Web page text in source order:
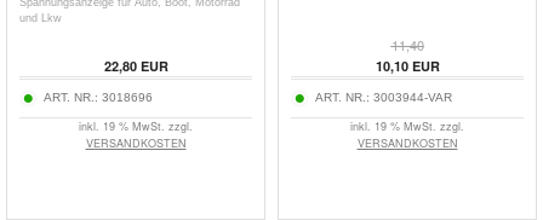
Spannungsanzeige für Auto, Boot, Motorrad
und Lkw
22,80EUR
ART. NR.: 3018696
inkl. 19 % MwSt. zzgl.
VERSANDKOSTEN
11,40
10,10EUR
ART. NR.: 3003944-VAR
inkl. 19 % MwSt. zzgl.
VERSANDKOSTEN